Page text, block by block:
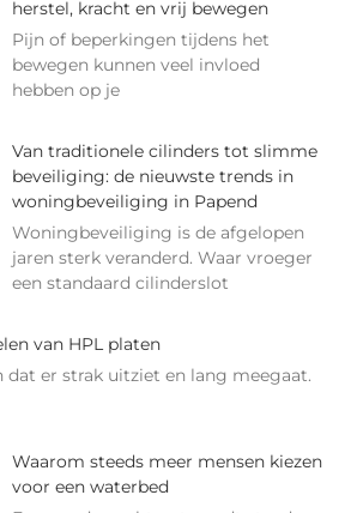
herstel, kracht en vrij bewegen
Pijn of beperkingen tijdens het
bewegen kunnen veel invloed
hebben op je
Van traditionele cilinders tot slimme
beveiliging: de nieuwste trends in
woningbeveiliging in Papend
Woningbeveiliging is de afgelopen
jaren sterk veranderd. Waar vroeger
een standaard cilinderslot
van HPL platen
dat er strak uitziet en lang meegaat.
Waarom steeds meer mensen kiezen
voor een waterbed